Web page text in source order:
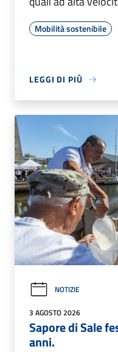
Mobilità sostenibile
LEGGI DI PIÙ
NOTIZIE
3 AGOSTO 2026
Sapore di Sale
anni.